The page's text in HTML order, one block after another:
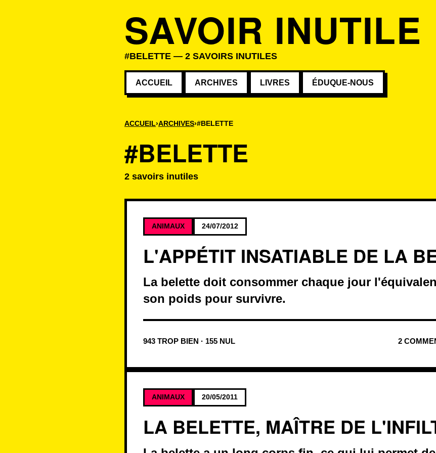
SAVOIR INUTILE
#BELETTE — 2 SAVOIRS INUTILES
ACCUEIL ARCHIVES LIVRES ÉDUQUE-NOUS
ACCUEIL ARCHIVES #BELETTE
#BELETTE
2 savoirs inutiles
Savoirs associés au mot-clé
ANIMAUX 24/07/2012
L'APPÉTIT INSATIABLE DE LA
La belette doit consommer chaque jour
son poids pour survivre.
943 TROP BIEN · 155 NUL 2
ANIMAUX 20/05/2011
LA BELETTE, MAÎTRE DE